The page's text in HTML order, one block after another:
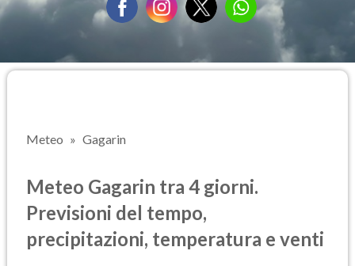
Meteo Gagarin
Meteo Gagarin tra 4 giorni.
Previsioni del tempo,
precipitazioni, temperatura e venti